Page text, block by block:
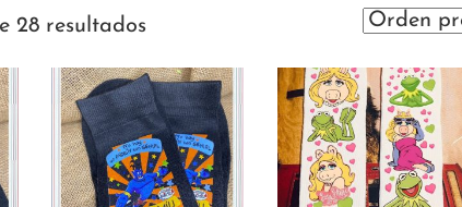
28 resultados